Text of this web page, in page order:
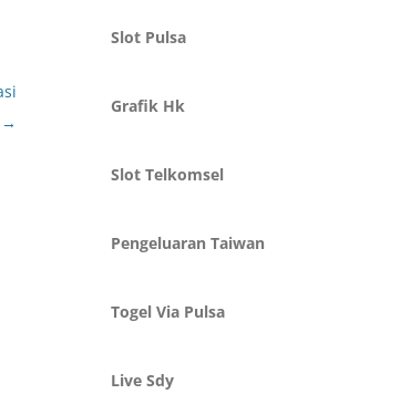
→
Slot Pulsa
Grafik Hk
Slot Telkomsel
Pengeluaran Taiwan
Togel Via Pulsa
Live Sdy